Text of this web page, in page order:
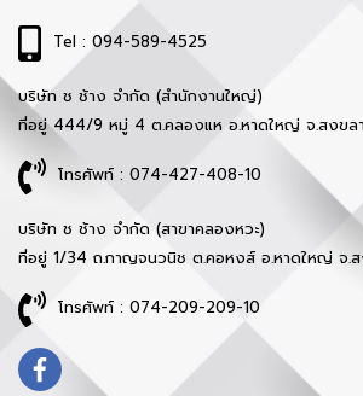
Tel : 094-589-4525
บริษัท ช ช้าง จำกัด (สำนักงานใหญ่)
ที่อยู่ 444/9 หมู่ 4 ต.คลองแห อ.หาดใหญ่ จ.สงขล
โทรศัพท์ : 074-427-408-10
บริษัท ช ช้าง จำกัด (สาขาคลองหวะ)
ที่อยู่ 1/34 ถ.กาญจนวนิช ต.คอหงส์ อ.หาดใหญ่ จ.ส
โทรศัพท์ : 074-209-209-10